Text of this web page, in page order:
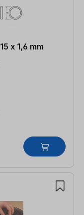
x 1,6 mm